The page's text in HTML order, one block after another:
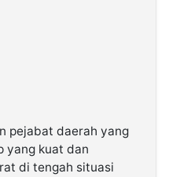
pejabat daerah yang
yang kuat dan
di tengah situasi